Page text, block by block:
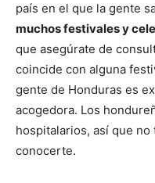
país en el que la gente
muchos festivales y
que asegúrate de
coincide con alguna
gente de Honduras es
acogedora. Los
hospitalarios, así que
conocerte.